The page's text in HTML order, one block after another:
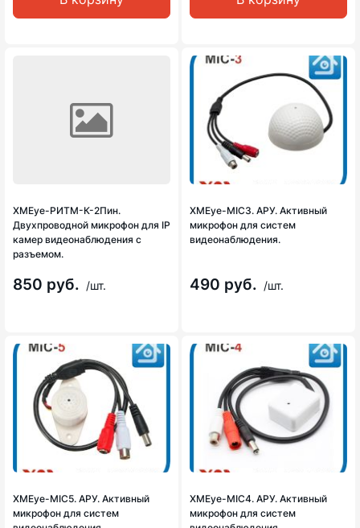
XMEye-РИТМ-К-2Пин.
Двухпроводной микрофон для IP
камер видеонаблюдения с
разъемом.
850 руб. /шт.
XMEye-MIC3. АРУ. Активный
микрофон для систем
видеонаблюдения.
490 руб. /шт.
XMEye-MIC5. АРУ. Активный
микрофон для систем
XMEye-MIC4. АРУ. Активный
микрофон для систем